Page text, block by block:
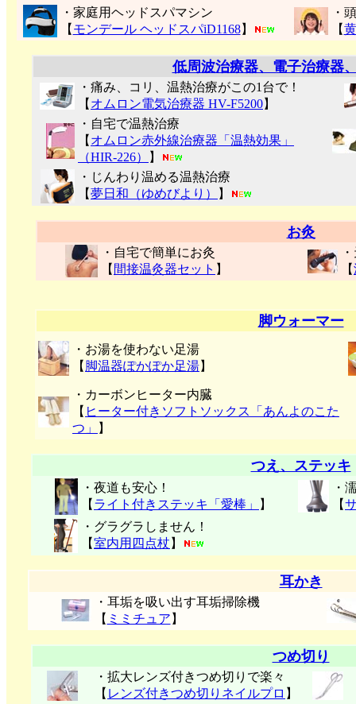
・家庭用ヘッドスパマシン
【 モンデール ヘッドスパiD1168】
・
【
低周波治療器、電子治療器
・痛み、コリ、温熱治療がこの1台で！
【 オムロン電気治療器 HV-F5200】
・自宅で温熱治療
【 オムロン赤外線治療器「温熱効果」
（HIR-226）
】
・じんわり温める温熱治療
【夢日和（ゆめびより） 】
お灸
・自宅で簡単にお灸
【 間接温灸器セット 】
【
脚ウォーマー
・お湯を使わない足湯
【 脚温器ぽかぽか足湯】
・カーボンヒーター内臓
【 ヒーター付きソフトソックス「あんよのこた
つ」
】
つえ、ステッキ
・夜道も安心！
【 ライト付きステッキ「愛棒」 】
・
【
・グラグラしません！
【室内用四点杖 】
耳かき
・耳垢を吸い出す耳垢掃除機
【 ミミチュア 】
つめ切り
・拡大レンズ付きつめ切りで楽々
【 レンズ付きつめ切りネイルプロ 】